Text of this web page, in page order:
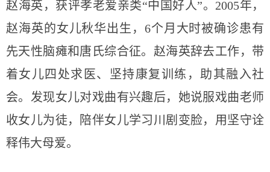
赵海英，获评孝老爱亲类“中国好人”。2005年，
赵海英的女儿秋华出生，6个月大时被确诊患有
先天性脑瘫和唐氏综合征。赵海英辞去工作，带
着女儿四处求医、坚持康复训练，助其融入社
会。发现女儿对戏曲有兴趣后，她说服戏曲老师
收女儿为徒，陪伴女儿学习川剧变脸，用坚守诠
释伟大母爱。